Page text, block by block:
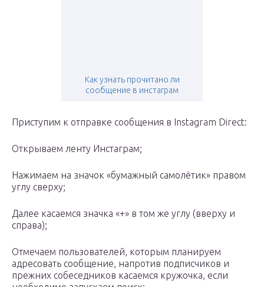
Как узнать прочитано ли
сообщение в инстаграм
Приступим к отправке сообщения в Instagram Direct:
Открываем ленту Инстаграм;
Нажимаем на значок «бумажный самолётик» правом
углу сверху;
Далее касаемся значка «+» в том же углу (вверху и
справа);
Отмечаем пользователей, которым планируем
адресовать сообщение, напротив подписчиков и
прежних собеседников касаемся кружочка, если